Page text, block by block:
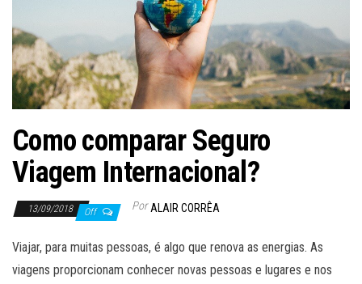
Como comparar Seguro
Viagem Internacional?
13/09/2018 Off Por ALAIR CORRÊA
Viajar, para muitas pessoas, é algo que renova as energias. As
viagens proporcionam conhecer novas pessoas e lugares e nos